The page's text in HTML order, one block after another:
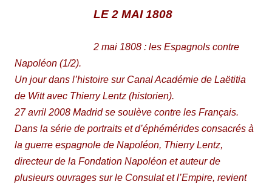
LE 2 MAI 1808
2 mai 1808 : les Espagnols contre
Napoléon (1/2).
Un jour dans l’histoire sur Canal Académie de Laëtitia
de Witt avec Thierry Lentz (historien).
27 avril 2008 Madrid se soulève contre les Français.
Dans la série de portraits et d’éphémérides consacrés à
la guerre espagnole de Napoléon, Thierry Lentz,
directeur de la Fondation Napoléon et auteur de
plusieurs ouvrages sur le Consulat et l’Empire, revient